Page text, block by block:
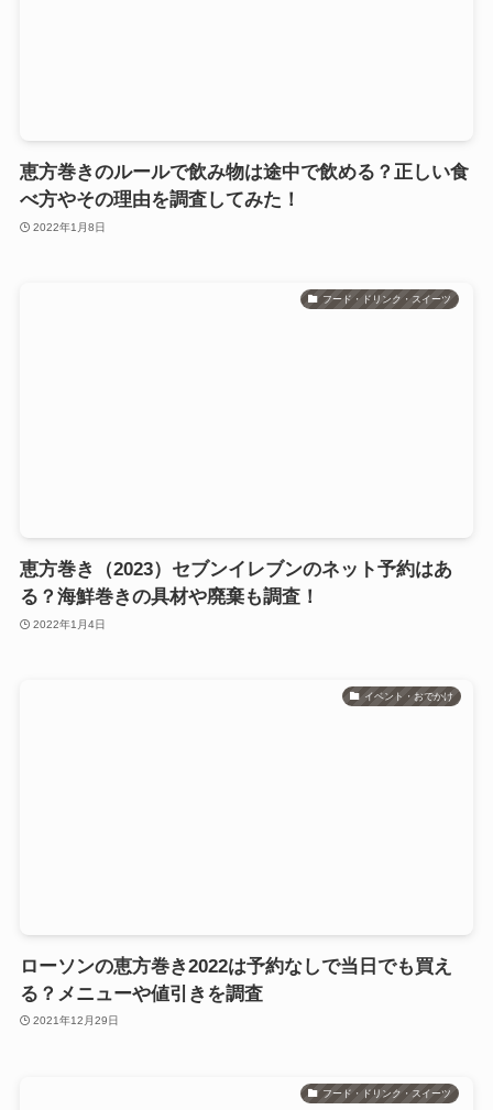
恵方巻きのルールで飲み物は途中で飲める？正しい食
べ方やその理由を調査してみた！
2022年1月8日
フード・ドリンク・スイーツ
恵方巻き（2023）セブンイレブンのネット予約はあ
る？海鮮巻きの具材や廃棄も調査！
2022年1月4日
イベント・おでかけ
ローソンの恵方巻き2022は予約なしで当日でも買え
る？メニューや値引きを調査
2021年12月29日
フード・ドリンク・スイーツ